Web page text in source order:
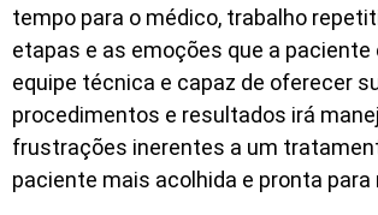
tempo para o médico, trabalho
etapas e as emoções que a
equipe técnica e capaz de oferecer
procedimentos e resultados irá
frustrações inerentes a um
paciente mais acolhida e pronta para